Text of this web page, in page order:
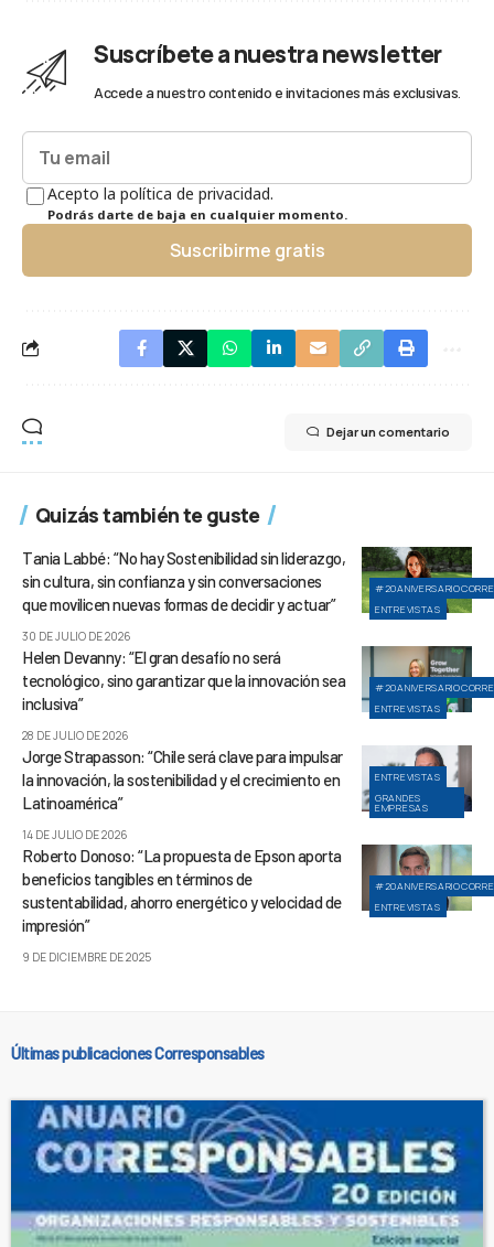
Suscríbete a nuestra newsletter
Accede a nuestro contenido e invitaciones más exclusivas.
Acepto la política de privacidad.
Podrás darte de baja en cualquier momento.
Suscribirme gratis
Dejar un comentario
Quizás también te guste
ENTREVISTAS
Tania Labbé: “No hay Sostenibilidad sin liderazgo,
sin cultura, sin confianza y sin conversaciones
que movilicen nuevas formas de decidir y actuar”
30 DE JULIO DE 2026
ENTREVISTAS
Helen Devanny: “El gran desafío no será
tecnológico, sino garantizar que la innovación sea
inclusiva”
28 DE JULIO DE 2026
ENTREVISTAS
GRANDES
EMPRESAS
Jorge Strapasson: “Chile será clave para impulsar
la innovación, la sostenibilidad y el crecimiento en
Latinoamérica”
14 DE JULIO DE 2026
ENTREVISTAS
Roberto Donoso: “La propuesta de Epson aporta
beneficios tangibles en términos de
sustentabilidad, ahorro energético y velocidad de
impresión”
9 DE DICIEMBRE DE 2025
Últimas publicaciones Corresponsables